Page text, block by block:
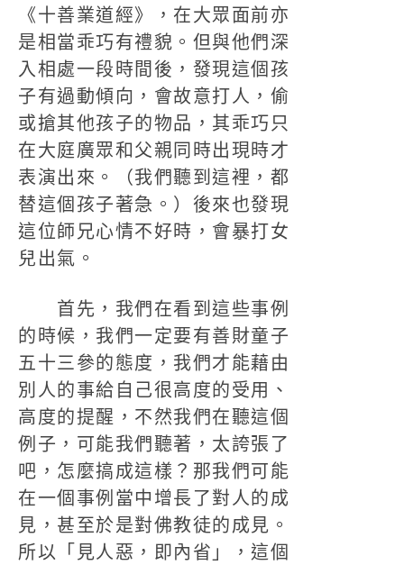
《十善業道經》，在大眾面前亦
是相當乖巧有禮貌。但與他們深
入相處一段時間後，發現這個孩
子有過動傾向，會故意打人，偷
或搶其他孩子的物品，其乖巧只
在大庭廣眾和父親同時出現時才
表演出來。（我們聽到這裡，都
替這個孩子著急。）後來也發現
這位師兄心情不好時，會暴打女
兒出氣。
首先，我們在看到這些事例
的時候，我們一定要有善財童子
五十三參的態度，我們才能藉由
別人的事給自己很高度的受用、
高度的提醒，不然我們在聽這個
例子，可能我們聽著，太誇張了
吧，怎麼搞成這樣？那我們可能
在一個事例當中增長了對人的成
見，甚至於是對佛教徒的成見。
所以「見人惡，即內省」，這個